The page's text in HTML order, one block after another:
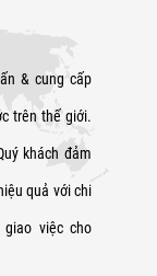
& cung cấp
trên thế giới.
khách đảm
quả với chi
việc cho